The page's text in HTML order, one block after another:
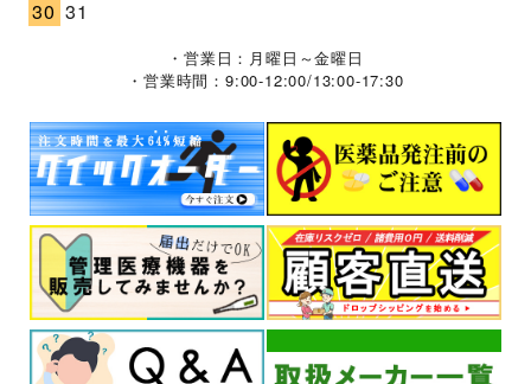
30 31
・営業日：月曜日～金曜日
・営業時間：9:00-12:00/13:00-17:30